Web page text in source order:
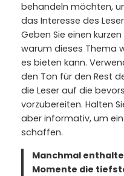
behandeln möchten,
das Interesse des
Geben Sie einen
warum dieses Thema
es bieten kann.
den Ton für den Rest
die Leser auf die
vorzubereiten. Halten
aber informativ, um
schaffen.
Manchmal
Momente die